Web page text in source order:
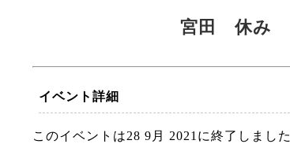
宮田 休み
イベント詳細
このイベントは28 9月 2021に終了しました